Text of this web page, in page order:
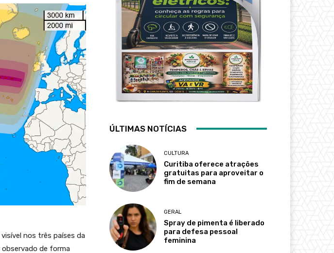
nos três países da
observado de forma
ÚLTIMAS NOTÍCIAS
CULTURA
Curitiba oferece atrações
gratuitas para aproveitar o
fim de semana
GERAL
Spray de pimenta é liberado
para defesa pessoal
feminina